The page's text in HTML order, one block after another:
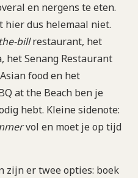
en nergens te eten.
hier dus helemaal niet.
billrestaurant, het
het Senang Restaurant
food en het
at the Beach ben je
hebt. Kleine sidenote:
vol en moet je op tijd
zijn er twee opties: boek